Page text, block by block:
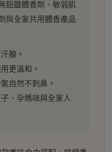
鋁鹽體香劑、敏弱肌
與全家共用體香產品
腺。
更溫和。
自然不刺鼻。
、孕媽咪與全家人